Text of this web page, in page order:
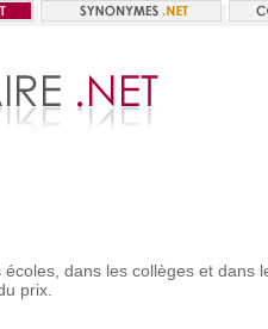
écoles, dans les collèges et dans
prix.